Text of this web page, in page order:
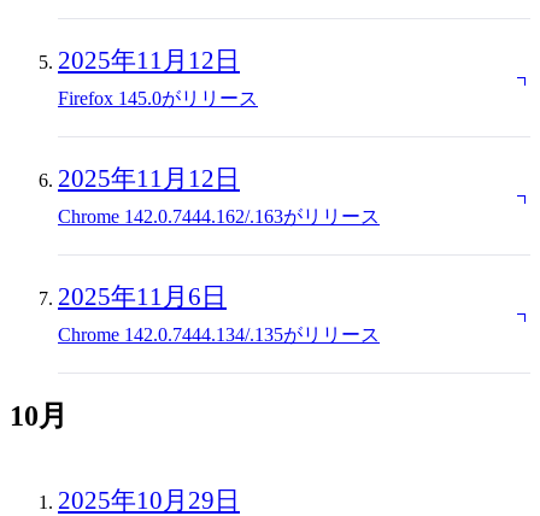
2025年11月12日
Firefox 145.0がリリース
2025年11月12日
Chrome 142.0.7444.162/.163がリリース
2025年11月6日
Chrome 142.0.7444.134/.135がリリース
10月
2025年10月29日